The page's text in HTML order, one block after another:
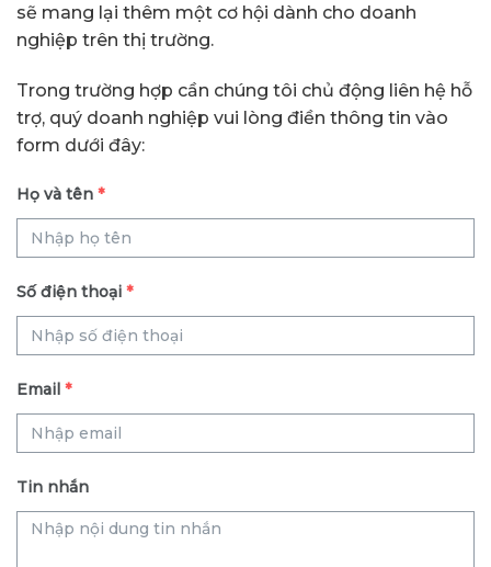
sẽ mang lại thêm một cơ hội dành cho doanh
nghiệp trên thị trường.
Trong trường hợp cần chúng tôi chủ động liên hệ hỗ
trợ, quý doanh nghiệp vui lòng điền thông tin vào
form dưới đây:
Họ và tên *
Số điện thoại *
Email *
Tin nhắn